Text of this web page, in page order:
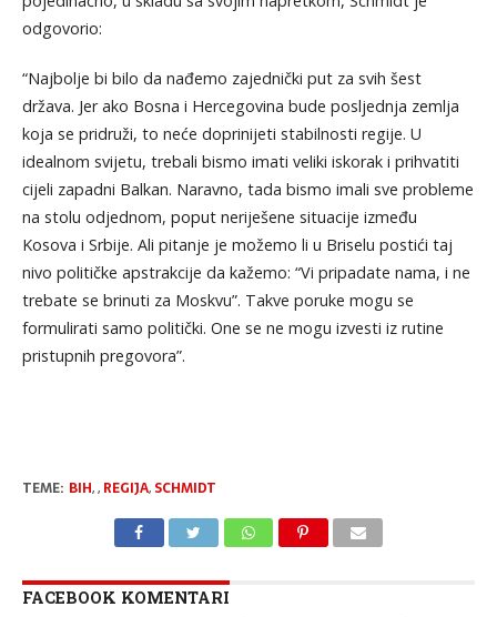
odgovorio:
“Najbolje bi bilo da nađemo zajednički put za svih šest
država. Jer ako Bosna i Hercegovina bude posljednja zemlja
koja se pridruži, to neće doprinijeti stabilnosti regije. U
idealnom svijetu, trebali bismo imati veliki iskorak i prihvatiti
cijeli zapadni Balkan. Naravno, tada bismo imali sve probleme
na stolu odjednom, poput neriješene situacije između
Kosova i Srbije. Ali pitanje je možemo li u Briselu postići taj
nivo političke apstrakcije da kažemo: “Vi pripadate nama, i ne
trebate se brinuti za Moskvu”. Takve poruke mogu se
formulirati samo politički. One se ne mogu izvesti iz rutine
pristupnih pregovora”.
TEME: BIH,, REGIJA, SCHMIDT
FACEBOOK KOMENTARI